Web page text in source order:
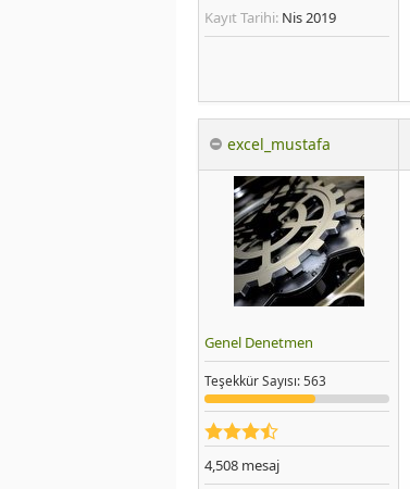
Kayıt Tarihi: Nis 2019
excel_mustafa
Genel Denetmen
TeşekkürSayısı: 563
4,508 mesaj